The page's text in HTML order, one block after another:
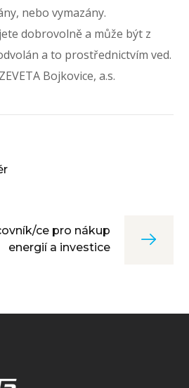
nebo vymazány.
dobrovolně a může být z
a to prostřednictvím ved.
Bojkovice, a.s.
ce pro nákup
energií a investice